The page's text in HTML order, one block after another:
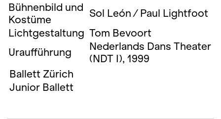
Bühnenbild und
Kostüme
Sol León / Paul Lightfoot
Lichtgestaltung Tom Bevoort
Uraufführung
Nederlands Dans Theater
(NDT I), 1999
Ballett Zürich
Junior Ballett